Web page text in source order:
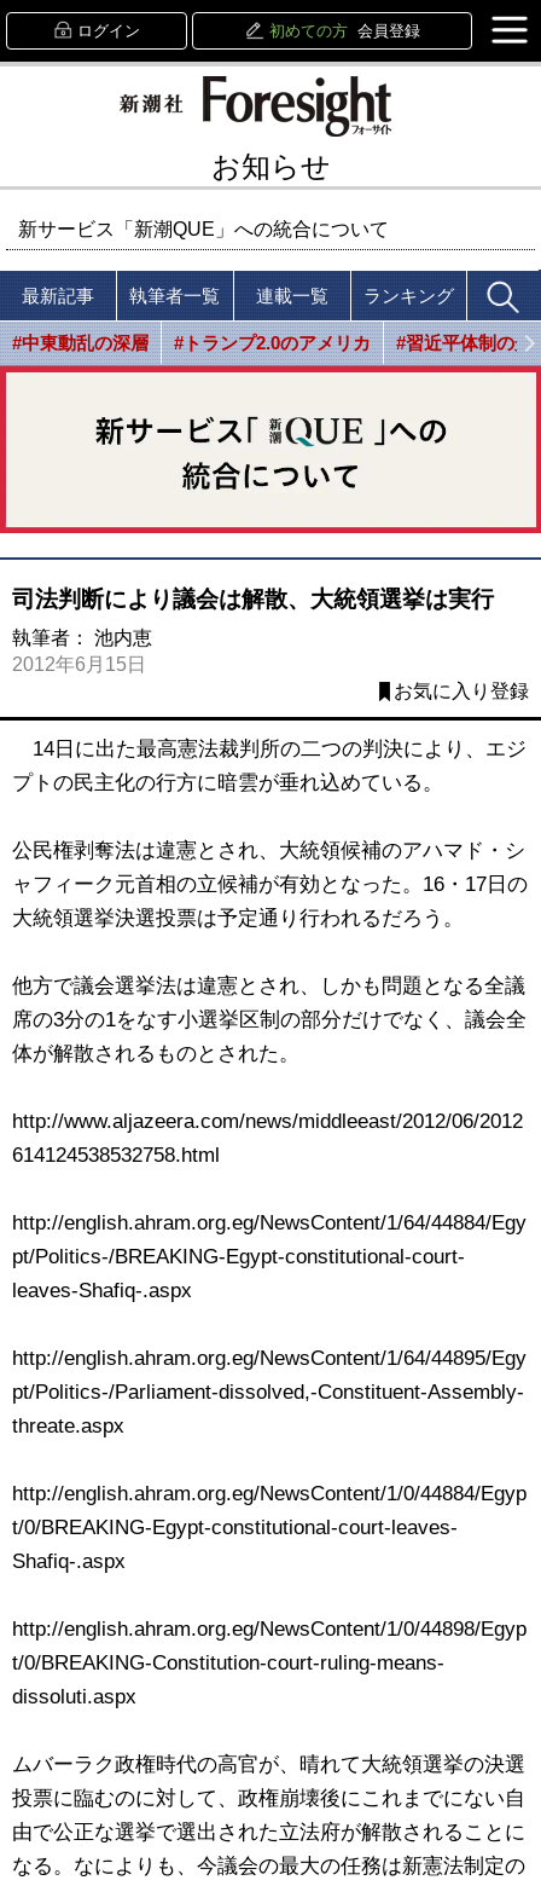
ログイン 初めての方 会員登録
お知らせ
新サービス「新潮QUE」への統合について
最新記事 執筆者一覧 連載一覧 ランキング
#中東動乱の深層 #トランプ2.0のアメリカ #習近平体制の光
司法判断により議会は解散、大統領選挙は実行
執筆者： 池内恵
2012年6月15日
お気に入り登録
14日に出た最高憲法裁判所の二つの判決により、エジ
プトの民主化の行方に暗雲が垂れ込めている。
公民権剥奪法は違憲とされ、大統領候補のアハマド・シ
ャフィーク元首相の立候補が有効となった。16・17日の
大統領選挙決選投票は予定通り行われるだろう。
他方で議会選挙法は違憲とされ、しかも問題となる全議
席の3分の1をなす小選挙区制の部分だけでなく、議会全
体が解散されるものとされた。
http://www.aljazeera.com/news/middleeast/2012/06/2012
614124538532758.html
http://english.ahram.org.eg/NewsContent/1/64/44884/Egy
pt/Politics-/BREAKING-Egypt-constitutional-court-
leaves-Shafiq-.aspx
http://english.ahram.org.eg/NewsContent/1/64/44895/Egy
pt/Politics-/Parliament-dissolved,-Constituent-Assembly-
threate.aspx
http://english.ahram.org.eg/NewsContent/1/0/44884/Egyp
t/0/BREAKING-Egypt-constitutional-court-leaves-
Shafiq-.aspx
http://english.ahram.org.eg/NewsContent/1/0/44898/Egyp
t/0/BREAKING-Constitution-court-ruling-means-
dissoluti.aspx
ムバーラク政権時代の高官が、晴れて大統領選挙の決選
投票に臨むのに対して、政権崩壊後にこれまでにない自
由で公正な選挙で選出された立法府が解散されることに
なる。なによりも、今議会の最大の任務は新憲法制定の